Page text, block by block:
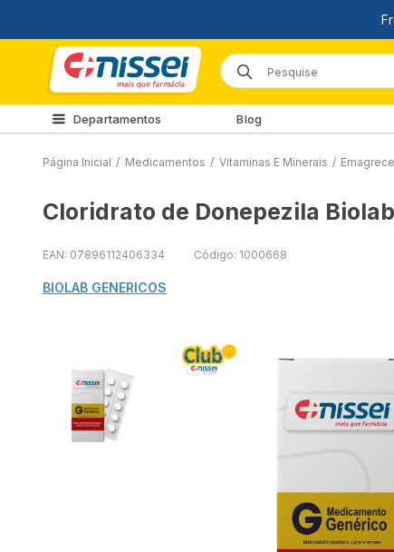
Departamentos Blog
Página Inicial / Medicamentos / Vitaminas E Minerais /
Cloridrato de Donepezila
EAN: 07896112406334 Código: 1000668
BIOLAB GENERICOS